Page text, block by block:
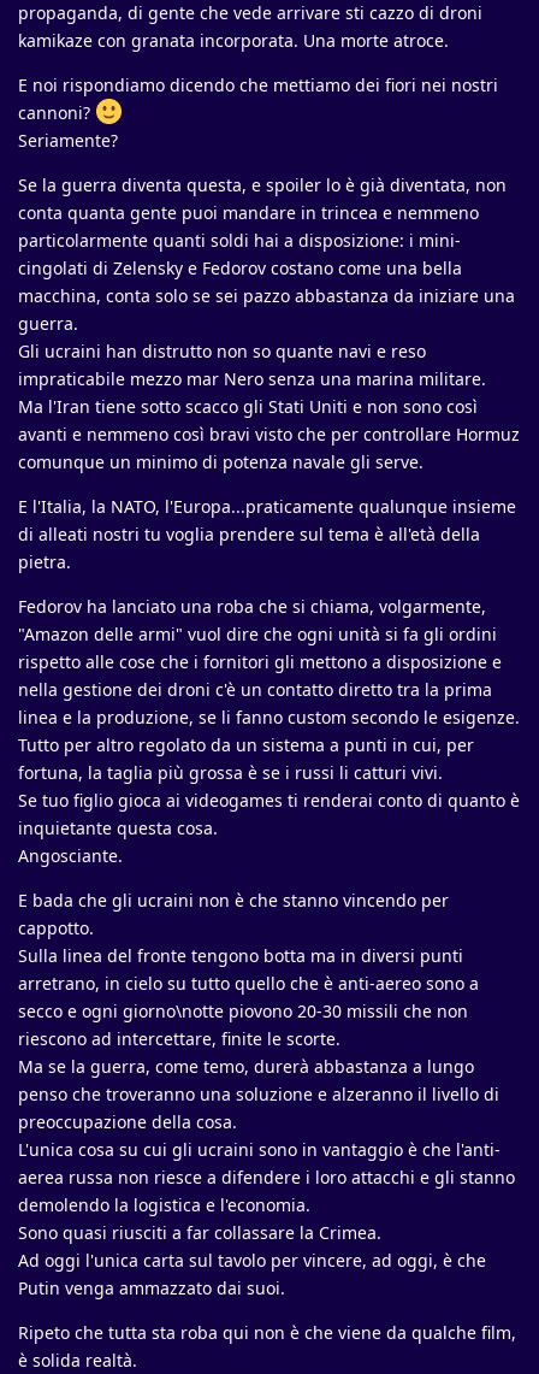
propaganda, di gente che vede arrivare sti cazzo di droni
kamikaze con granata incorporata. Una morte atroce.
E noi rispondiamo dicendo che mettiamo dei fiori nei nostri
cannoni?
Seriamente?
Se la guerra diventa questa, e spoiler lo è già diventata, non
conta quanta gente puoi mandare in trincea e nemmeno
particolarmente quanti soldi hai a disposizione: i mini-
cingolati di Zelensky e Fedorov costano come una bella
macchina, conta solo se sei pazzo abbastanza da iniziare una
guerra.
Gli ucraini han distrutto non so quante navi e reso
impraticabile mezzo mar Nero senza una marina militare.
Ma l'Iran tiene sotto scacco gli Stati Uniti e non sono così
avanti e nemmeno così bravi visto che per controllare Hormuz
comunque un minimo di potenza navale gli serve.
E l'Italia, la NATO, l'Europa...praticamente qualunque insieme
di alleati nostri tu voglia prendere sul tema è all'età della
pietra.
Fedorov ha lanciato una roba che si chiama, volgarmente,
"Amazon delle armi" vuol dire che ogni unità si fa gli ordini
rispetto alle cose che i fornitori gli mettono a disposizione e
nella gestione dei droni c'è un contatto diretto tra la prima
linea e la produzione, se li fanno custom secondo le esigenze.
Tutto per altro regolato da un sistema a punti in cui, per
fortuna, la taglia più grossa è se i russi li catturi vivi.
Se tuo figlio gioca ai videogames ti renderai conto di quanto è
inquietante questa cosa.
Angosciante.
E bada che gli ucraini non è che stanno vincendo per
cappotto.
Sulla linea del fronte tengono botta ma in diversi punti
arretrano, in cielo su tutto quello che è anti-aereo sono a
secco e ogni giorno\notte piovono 20-30 missili che non
riescono ad intercettare, finite le scorte.
Ma se la guerra, come temo, durerà abbastanza a lungo
penso che troveranno una soluzione e alzeranno il livello di
preoccupazione della cosa.
L'unica cosa su cui gli ucraini sono in vantaggio è che l'anti-
aerea russa non riesce a difendere i loro attacchi e gli stanno
demolendo la logistica e l'economia.
Sono quasi riusciti a far collassare la Crimea.
Ad oggi l'unica carta sul tavolo per vincere, ad oggi, è che
Putin venga ammazzato dai suoi.
Ripeto che tutta sta roba qui non è che viene da qualche film,
è solida realtà.